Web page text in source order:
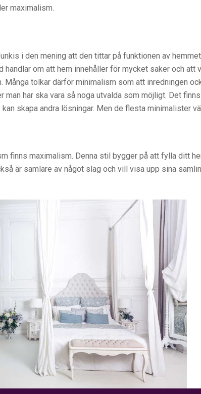
maximalism.
i den mening att den tittar på funktionen av
handlar om att hem innehåller för mycket saker och
Många tolkar därför minimalism som att inredningen
man har ska vara så noga utvalda som möjligt. Det
skapa andra lösningar. Men de flesta minimalister
finns maximalism. Denna stil bygger på att fylla ditt
är samlare av något slag och vill visa upp sina